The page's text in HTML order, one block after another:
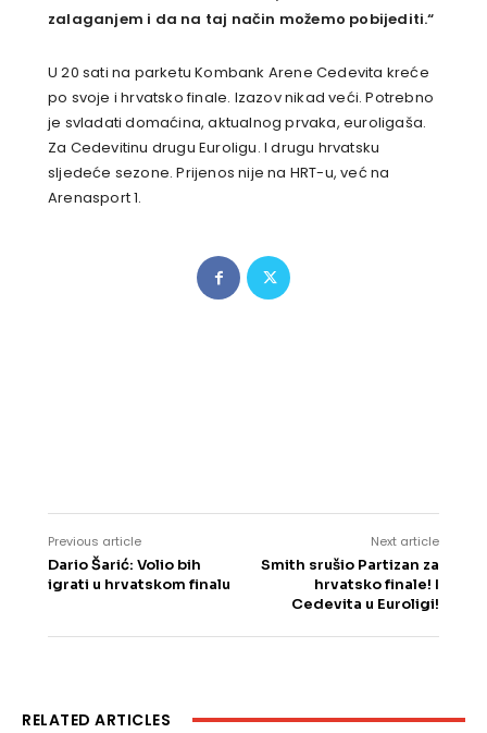
zalaganjem i da na taj način možemo pobijediti.“
U 20 sati na parketu Kombank Arene Cedevita kreće
po svoje i hrvatsko finale. Izazov nikad veći. Potrebno
je svladati domaćina, aktualnog prvaka, euroligaša.
Za Cedevitinu drugu Euroligu. I drugu hrvatsku
sljedeće sezone. Prijenos nije na HRT-u, već na
Arenasport 1.
Previous article
Dario Šarić: Volio bih
igrati u hrvatskom finalu
Next article
Smith srušio Partizan za
hrvatsko finale! I
Cedevita u Euroligi!
RELATED ARTICLES